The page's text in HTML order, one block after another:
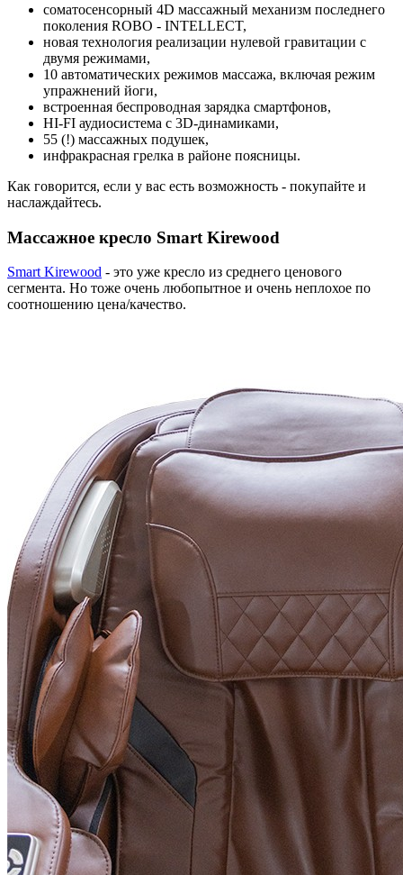
соматосенсорный 4D массажный механизм последнего
поколения ROBO - INTELLECT,
новая технология реализации нулевой гравитации с
двумя режимами,
10 автоматических режимов массажа, включая режим
упражнений йоги,
встроенная беспроводная зарядка смартфонов,
HI-FI аудиосистема с 3D-динамиками,
55 (!) массажных подушек,
инфракрасная грелка в районе поясницы.
Как говорится, если у вас есть возможность - покупайте и
наслаждайтесь.
Массажное кресло Smart Kirewood
Smart Kirewood - это уже кресло из среднего ценового
сегмента. Но тоже очень любопытное и очень неплохое по
соотношению цена/качество.